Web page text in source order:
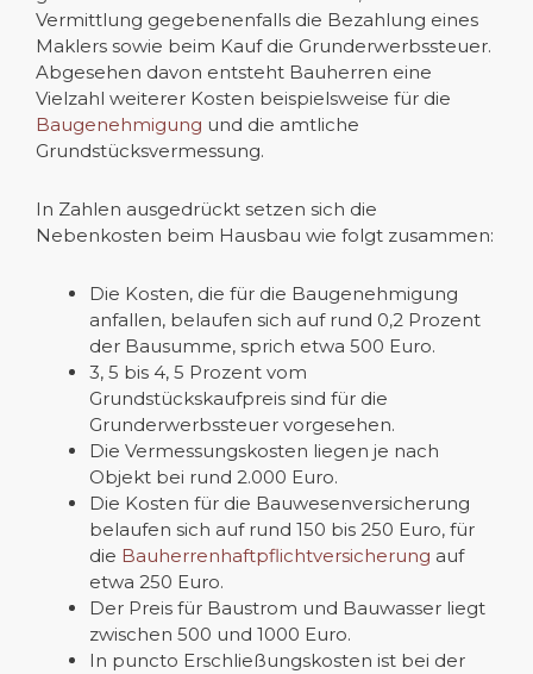
Vermittlung gegebenenfalls die Bezahlung eines
Maklers sowie beim Kauf die Grunderwerbssteuer.
Abgesehen davon entsteht Bauherren eine
Vielzahl weiterer Kosten beispielsweise für die
Baugenehmigung und die amtliche
Grundstücksvermessung.
In Zahlen ausgedrückt setzen sich die
Nebenkosten beim Hausbau wie folgt zusammen:
Die Kosten, die für die Baugenehmigung
anfallen, belaufen sich auf rund 0,2 Prozent
der Bausumme, sprich etwa 500 Euro.
3, 5 bis 4, 5 Prozent vom
Grundstückskaufpreis sind für die
Grunderwerbssteuer vorgesehen.
Die Vermessungskosten liegen je nach
Objekt bei rund 2.000 Euro.
Die Kosten für die Bauwesenversicherung
belaufen sich auf rund 150 bis 250 Euro, für
die Bauherrenhaftpflichtversicherung auf
etwa 250 Euro.
Der Preis für Baustrom und Bauwasser liegt
zwischen 500 und 1000 Euro.
In puncto Erschließungskosten ist bei der